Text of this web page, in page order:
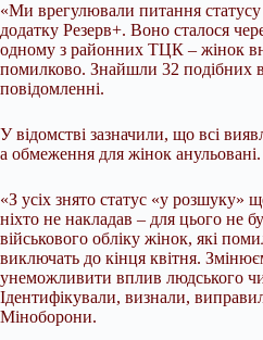
«Ми врегулювали питання
додатку Резерв+. Воно сталося
одному з районних ТЦК – жінок
помилково. Знайшли 32 подібних
повідомленні.
У відомстві зазначили, що всі
а обмеження для жінок анульовані.
«З усіх знято статус «у
ніхто не накладав – для цього не
військового обліку жінок, які
виключать до кінця квітня.
унеможливити вплив людського
Ідентифікували, визнали,
Міноборони.